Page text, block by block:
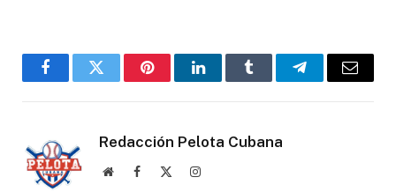
FacebookTwitter PinterestLinkedInTumblr TelegramEmail
Redacción Pelota Cubana
WebsiteFacebook Instagram